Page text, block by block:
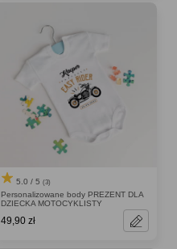
5.0 / 5 (3)
Personalizowane body PREZENT DLA
DZIECKA MOTOCYKLISTY
49,90 zł